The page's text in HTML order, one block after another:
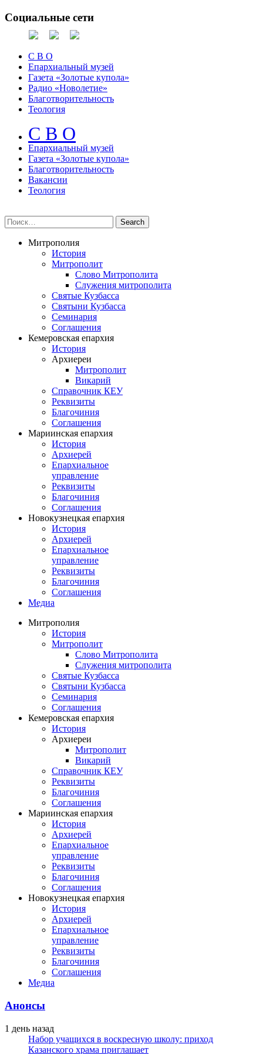
Социальные сети
С В О
Епархиальный музей
Газета «Золотые купола»
Радио «Новолетие»
Благотворительность
Теология
С В О
Епархиальный музeй
Газета «Золотые купола»
Благотворительность
Вакансии
Теология
Митрополия
История
Митрополит
Слово Митрополита
Служения митрополита
Святые Кузбасса
Святыни Кузбасса
Семинария
Соглашения
Кемеровская епархия
История
Архиереи
Митрополит
Викарий
Справочник КЕУ
Реквизиты
Благочиния
Соглашения
Мариинская епархия
История
Архиерей
Епархиальное
управление
Реквизиты
Благочиния
Соглашения
Новокузнецкая епархия
История
Архиерей
Епархиальное
управление
Реквизиты
Благочиния
Соглашения
Медиа
Митрополия
История
Митрополит
Слово Митрополита
Служения митрополита
Святые Кузбасса
Святыни Кузбасса
Семинария
Соглашения
Кемеровская епархия
История
Архиереи
Митрополит
Викарий
Справочник КЕУ
Реквизиты
Благочиния
Соглашения
Мариинская епархия
История
Архиерей
Епархиальное
управление
Реквизиты
Благочиния
Соглашения
Новокузнецкая епархия
История
Архиерей
Епархиальное
управление
Реквизиты
Благочиния
Соглашения
Медиа
Анонсы
1 день назад
Набор учащихся в воскресную школу: приход
Казанского храма приглашает